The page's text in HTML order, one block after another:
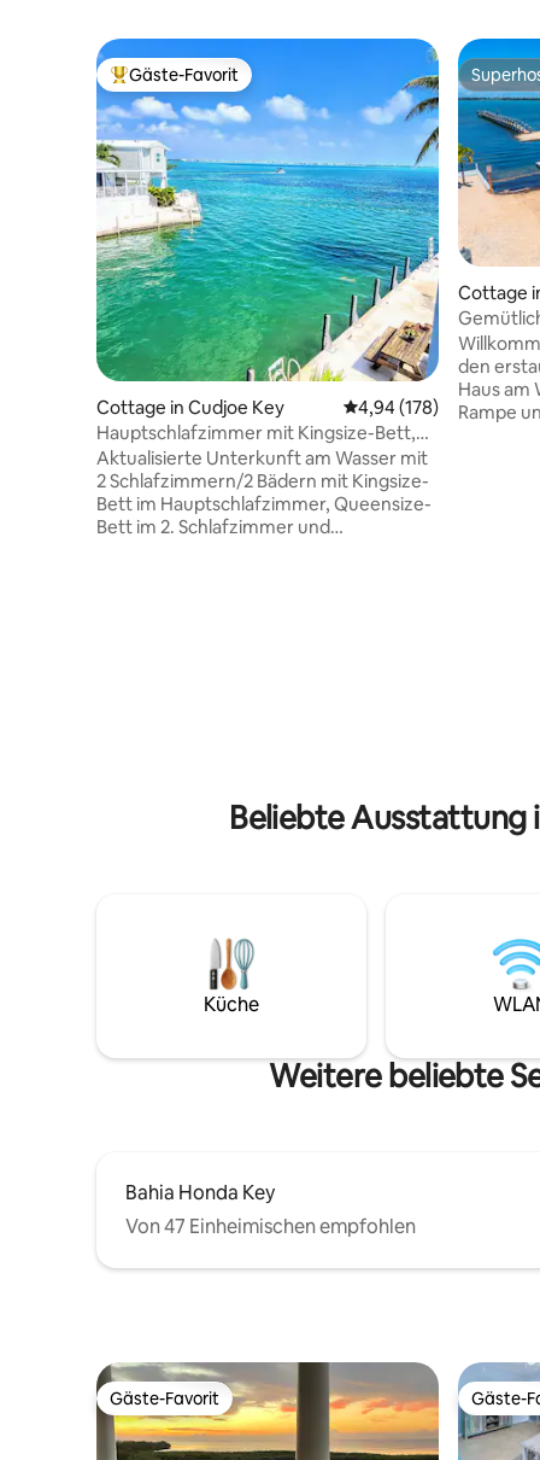
Beliebter Gäste-Favorit.
Gäste-Favorit
Cottage in Cudjoe Key Durchschnittliche
4,94 (178)
Hauptschlafzimmer mit Kingsize-Bett,
SS-Quarz-Küche, Fahrräder, Kajaks,
AUSSICHT!
Aktualisierte Unterkunft am Wasser mit
2 Schlafzimmern/2 Bädern mit Kingsize-
Bett im Hauptschlafzimmer, Queensize-
Bett im 2. Schlafzimmer und
Meilen) und Marathon. Kostenloses
WLAN; Roku-Fernseher in beiden
Cottage
den
Haus am
Rampe
Beliebte Ausstattung
Küche
Weitere beliebte
Bahia Honda Key
Von 47 Einheimischen empfohlen
Gäste-Favorit
Gäste-Favorit Gäste-
Gäste-